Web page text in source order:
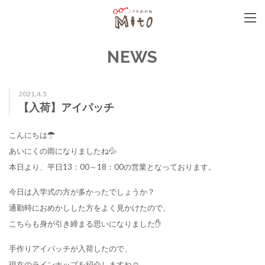
NEWS
2021.4.5
【入荷】アイパッチ
こんにちは☂
あいにくの雨になりましたね💦
本日より、平日13：00～18：00の営業となっております。
今日は入学式の方が多かったでしょうか？
通勤時におめかしした方をよく見かけたので、
こちらも身が引き締まる思いになりました✋
手作りアイパッチが入荷したので、